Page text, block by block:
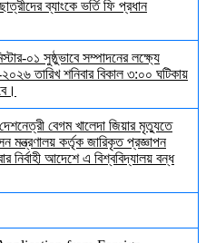
ব্যাংকে ভর্তি ফি প্রধান
০১ সুষ্ঠুভাবে সম্পাদনের লক্ষ্যে
তারিখ শনিবার বিকাল ৩:০০ ঘটিকায়
বেগম খালেদা জিয়ার মৃত্যুতে
মন্ত্রণালয় কর্তৃক জারিকৃত প্রজ্ঞাপন
আদেশে এ বিশ্ববিদ্যালয় বন্ধ